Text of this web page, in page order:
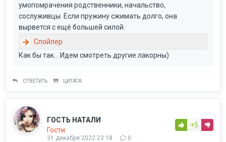
умопомрачения родственники, начальство,
сослуживцы. Если пружину сжимать долго, она
вырвется с ещё большей силой.
Как бы так... Идем смотреть другие лакорны)
ОТВЕТИТЬ ЦИТАТА
ГОСТЬ НАТАЛИ
Гости
31 декабря 2022 23:18 0
+5